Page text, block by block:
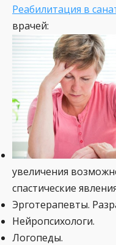
Реабилитация в
врачей:
увеличения
спастические
Эрготерапевты.
Нейропсихологи.
Логопеды.